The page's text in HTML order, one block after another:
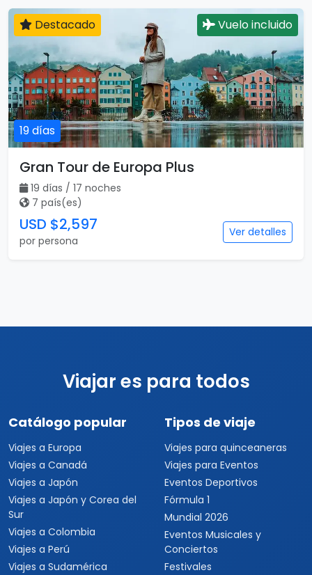
19 días
Destacado Vuelo incluido
Gran Tour de Europa Plus
19 días / 17 noches
7 país(es)
USD $2,597
por persona
Ver detalles
Viajar es para todos
Catálogo popular
Viajes a Europa
Viajes a Canadá
Viajes a Japón
Viajes a Japón y Corea del
Sur
Viajes a Colombia
Viajes a Perú
Viajes a Sudamérica
Tipos de viaje
Viajes para quinceaneras
Viajes para Eventos
Eventos Deportivos
Fórmula 1
Mundial 2026
Eventos Musicales y
Conciertos
Festivales